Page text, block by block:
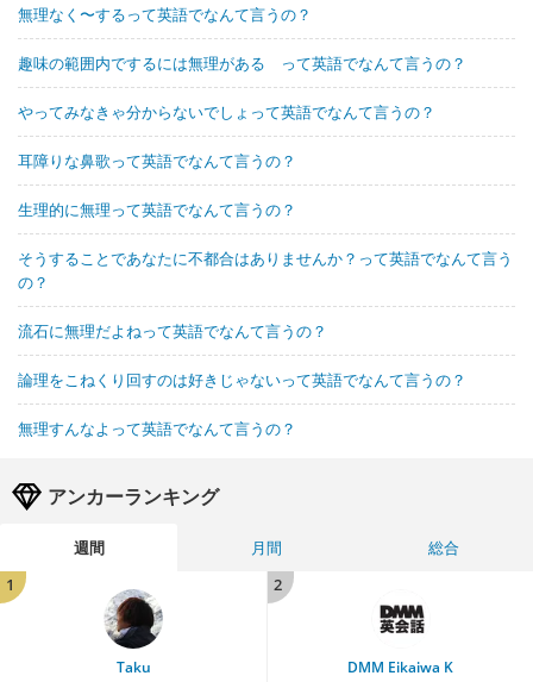
無理なく〜するって英語でなんて言うの？
趣味の範囲内でするには無理がある って英語でなんて言うの？
やってみなきゃ分からないでしょって英語でなんて言うの？
耳障りな鼻歌って英語でなんて言うの？
生理的に無理って英語でなんて言うの？
そうすることであなたに不都合はありませんか？って英語でなんて言う
の？
流石に無理だよねって英語でなんて言うの？
論理をこねくり回すのは好きじゃないって英語でなんて言うの？
無理すんなよって英語でなんて言うの？
アンカーランキング
週間 月間
総合
1
Taku
2
DMM Eikaiwa K